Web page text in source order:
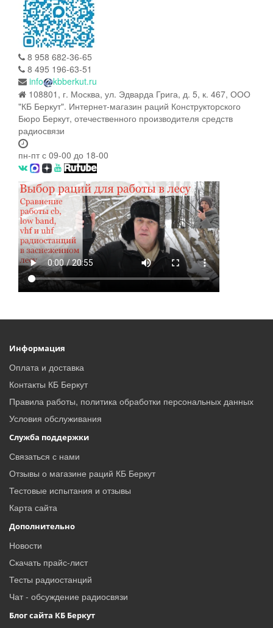
8 958 682-36-65
8 495 196-63-51
info
kbberkut.ru
108801, г. Москва, ул. Эдварда Грига, д. 5, к. 467, ООО
"КБ Беркут". Интернет-магазин раций Конструкторского
Бюро Беркут, отечественного производителя средств
радиосвязи
пн-пт с 09-00 до 18-00
Информация
Оплата и доставка
Контакты КБ Беркут
Правила работы, политика обработки персональных данных
Условия обслуживания
Служба поддержки
Связаться с нами
Отзывы о магазине раций КБ Беркут
Тестовые испытания и отзывы
Карта сайта
Дополнительно
Новости
Скачать прайс-лист
Тесты радиостанций
Чат - обсуждение радиосвязи
Блог сайта КБ Беркут